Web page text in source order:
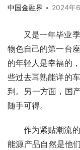
中国金融界 • 2024年
又是一年毕业
物色自己的第一台
的年轻人是幸福的
些过去耳熟能详的
到。另一方面，国
随手可得。
作为紧贴潮流
能源产品自然是他